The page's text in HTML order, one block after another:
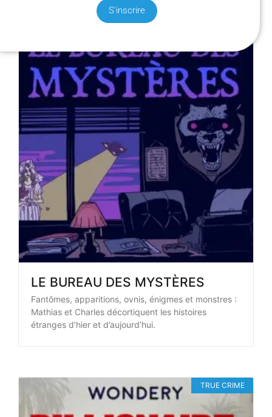
LE BUREAU DES MYSTÈRES
Fantômes, apparitions, ovnis, énigmes et monstres :
Mathias et Charles décortiquent les histoires
étranges d’hier et d’aujourd’hui.
TRUE CRIME
S'inscrire